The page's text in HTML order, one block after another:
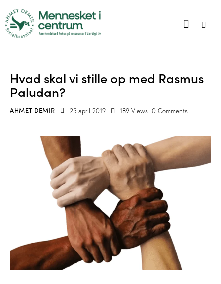
Hvad skal vi stille op med Rasmus
Paludan?
AHMET DEMIR 25 april 2019 189 Views 0 Comments